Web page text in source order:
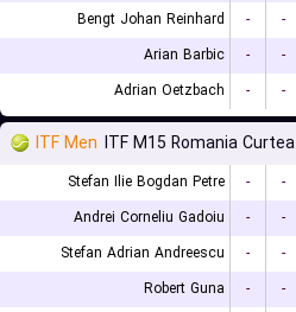
Bengt Johan Reinhard
- -
Arian Barbic
- -
Adrian Oetzbach
- -
ITF Men ITF M15 Romania
Stefan Ilie Bogdan Petre - -
Andrei Corneliu Gadoiu
- -
Stefan Adrian Andreescu
- -
Robert Guna
- -